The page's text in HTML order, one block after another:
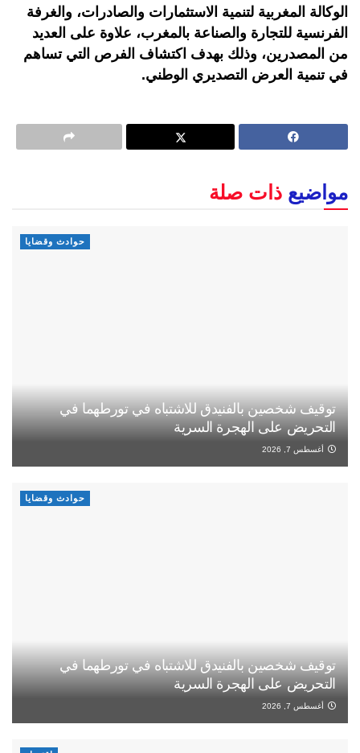
الوكالة المغربية لتنمية الاستثمارات والصادرات، والغرفة
الفرنسية للتجارة والصناعة بالمغرب، علاوة على العديد
من المصدرين، وذلك بهدف اكتشاف الفرص التي تساهم
في تنمية العرض التصديري الوطني.
مواضيع ذات صلة
حوادث وقضايا
توقيف شخصين بالفنيدق للاشتباه في تورطهما في
التحريض على الهجرة السرية
أغسطس 7, 2026
حوادث وقضايا
توقيف شخصين بالفنيدق للاشتباه في تورطهما في
التحريض على الهجرة السرية
أغسطس 7, 2026